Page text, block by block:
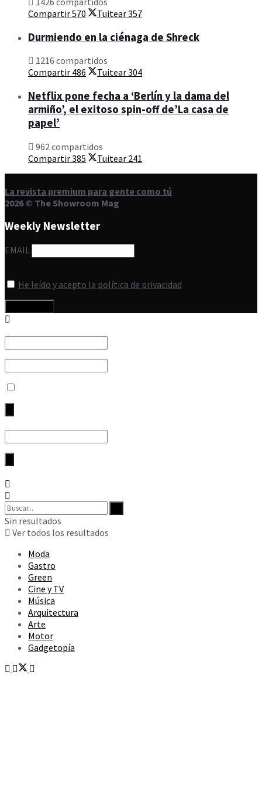
Compartir570 Tuitear357
Durmiendo en la ciénaga de Shreck
1216 compartidos
Compartir 486 Tuitear304
Netflix pone fecha a ‘Berlín y la dama del
armiño’, el exitoso spin-off de’La casa de
papel’
962 compartidos
Compartir385 Tuitear 241
La revista premium para gente como tú
2026 © The Showroom Mag
Weekly Newsletter
EMAIL
He leído y acepto la política de privacidad
Sin resultados
Ver todos los resultados
Moda
Gastro
Green
Cine y TV
Música
Arquitectura
Arte
Motor
Gadgetopía